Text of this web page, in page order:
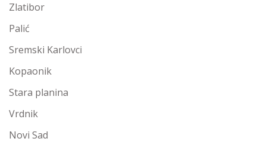
Zlatibor
Palić
Sremski Karlovci
Kopaonik
Stara planina
Vrdnik
Novi Sad